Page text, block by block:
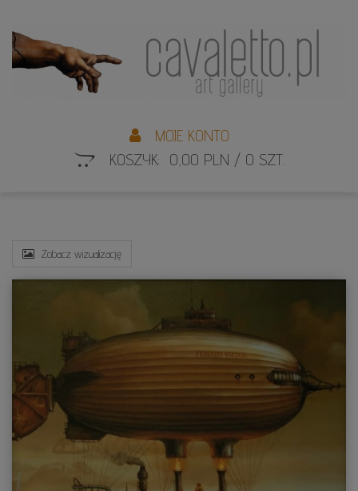
MOJE KONTO
KOSZYK: 0,00 PLN / 0 SZT.
Zobacz wizualizację